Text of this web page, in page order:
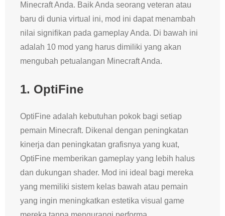
Minecraft Anda. Baik Anda seorang veteran atau
baru di dunia virtual ini, mod ini dapat menambah
nilai signifikan pada gameplay Anda. Di bawah ini
adalah 10 mod yang harus dimiliki yang akan
mengubah petualangan Minecraft Anda.
1. OptiFine
OptiFine adalah kebutuhan pokok bagi setiap
pemain Minecraft. Dikenal dengan peningkatan
kinerja dan peningkatan grafisnya yang kuat,
OptiFine memberikan gameplay yang lebih halus
dan dukungan shader. Mod ini ideal bagi mereka
yang memiliki sistem kelas bawah atau pemain
yang ingin meningkatkan estetika visual game